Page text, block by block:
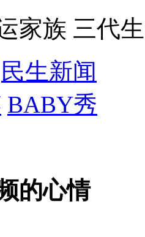
至今未明
50公里
族 三代生
民生新闻
BABY秀
的心情